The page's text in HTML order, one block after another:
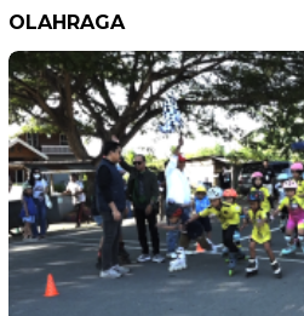
OLAHRAGA